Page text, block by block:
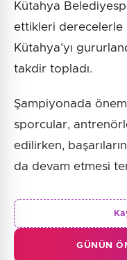
Kütahya
ettikleri derecelerle
Kütahya’yı
takdir topladı.
Şampiyonada
sporcular,
edilirken,
da devam etmesi
GÜNÜN